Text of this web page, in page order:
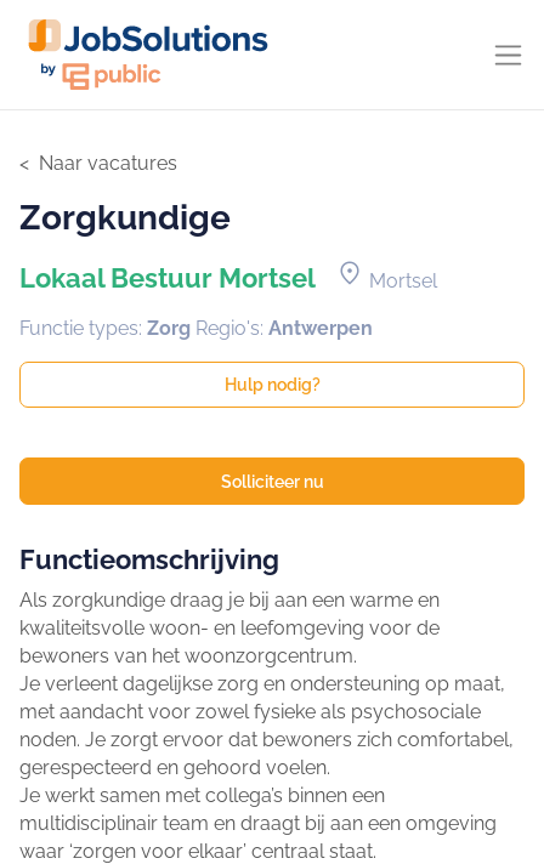
Naar vacatures
Zorgkundige
Lokaal Bestuur Mortsel location_on Mortsel
Functie types: Zorg Regio's: Antwerpen
Hulp nodig?
Solliciteer nu
Functieomschrijving
Als zorgkundige draag je bij aan een warme en
kwaliteitsvolle woon- en leefomgeving voor de
bewoners van het woonzorgcentrum.
Je verleent dagelijkse zorg en ondersteuning op maat,
met aandacht voor zowel fysieke als psychosociale
noden. Je zorgt ervoor dat bewoners zich comfortabel,
gerespecteerd en gehoord voelen.
Je werkt samen met collega’s binnen een
multidisciplinair team en draagt bij aan een omgeving
waar ‘zorgen voor elkaar’ centraal staat.